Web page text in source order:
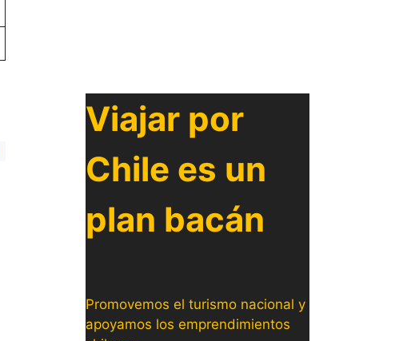
Viajar por
Chile es un
plan bacán
Promovemos el turismo nacional y
apoyamos los emprendimientos